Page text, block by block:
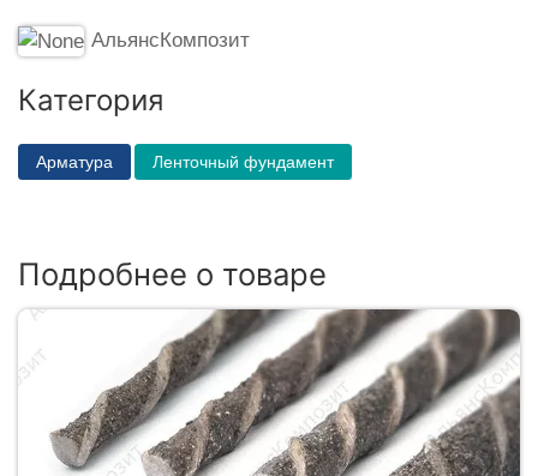
АльянсКомпозит
Категория
Арматура Ленточный фундамент
Подробнее о товаре